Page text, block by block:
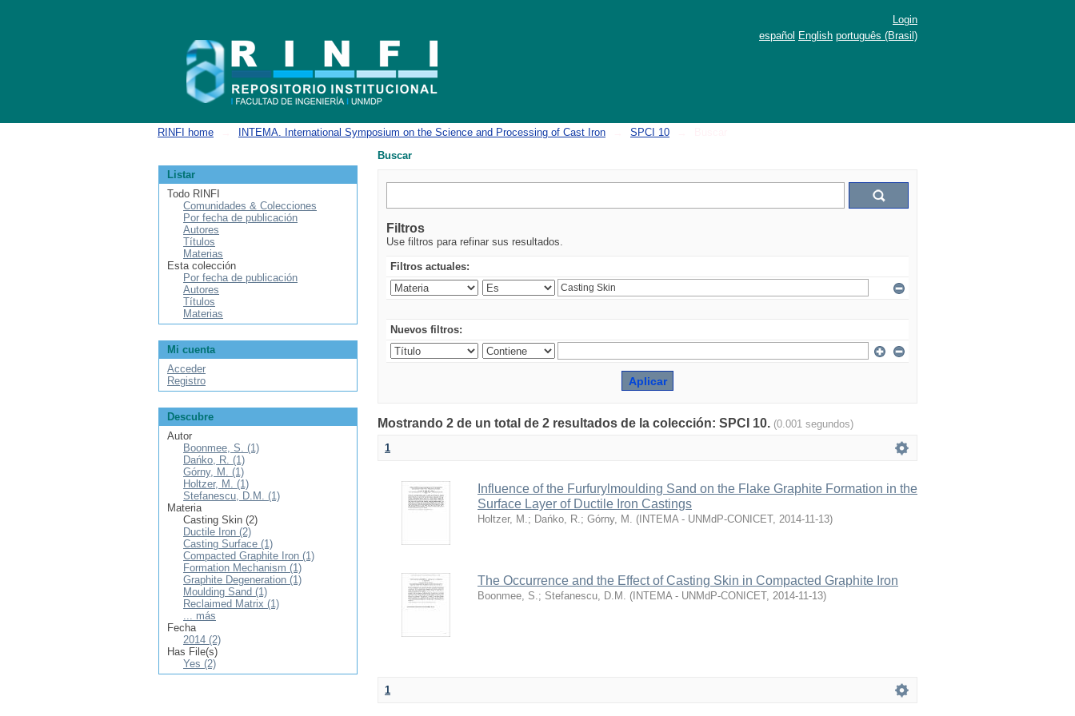
Login
español English português (Brasil)
RINFI home INTEMA. International Symposium on the Science and Processing of Cast Iron SPCI 10
Buscar
Filtros
Use filtros para refinar sus resultados.
Filtros actuales:
Nuevos filtros:
Mostrando 2 de un total de 2 resultados de la colección: SPCI 10. (0.001 segundos)
1
Influence of the Furfurylmoulding Sand on the Flake Graphite Formation in the
Surface Layer of Ductile Iron Castings
Holtzer, M.; Dańko, R.; Górny, M. ( INTEMA - UNMdP-CONICET, 2014-11-13)
The Occurrence and the Effect of Casting Skin in Compacted Graphite Iron
Boonmee, S.; Stefanescu, D.M. ( INTEMA - UNMdP-CONICET, 2014-11-13)
1
Listar
Todo RINFI
Comunidades & Colecciones
Por fecha de publicación
Autores
Títulos
Materias
Esta colección
Por fecha de publicación
Autores
Títulos
Materias
Mi cuenta
Acceder
Registro
Descubre
Autor
Boonmee, S. (1)
Dańko, R. (1)
Górny, M. (1)
Holtzer, M. (1)
Stefanescu, D.M. (1)
Materia
Casting Skin (2)
Ductile Iron (2)
Casting Surface (1)
Compacted Graphite Iron (1)
Formation Mechanism (1)
Graphite Degeneration (1)
Moulding Sand (1)
Reclaimed Matrix (1)
... más
Fecha
2014 (2)
Has File(s)
Yes (2)